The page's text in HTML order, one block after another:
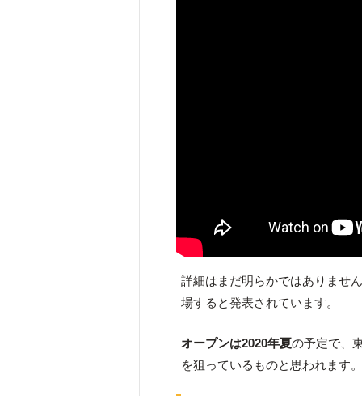
詳細はまだ明らかではありませ
場すると発表されています。
オープンは2020年夏の予定で、
を狙っているものと思われます